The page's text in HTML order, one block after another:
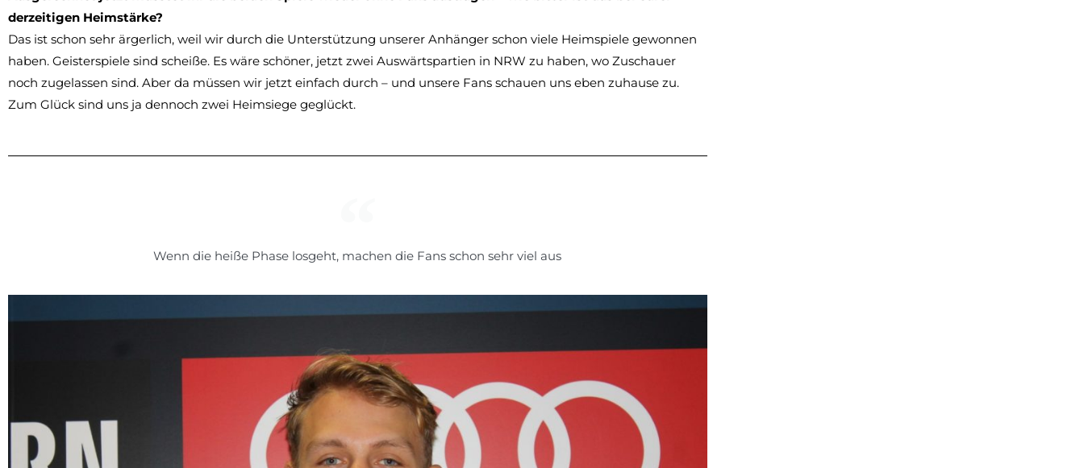
derzeitigen Heimstärke?
Das ist schon sehr ärgerlich, weil wir durch die Unterstützung unserer Anhänger schon viele Heimspiele gewonnen
haben. Geisterspiele sind scheiße. Es wäre schöner, jetzt zwei Auswärtspartien in NRW zu haben, wo Zuschauer
noch zugelassen sind. Aber da müssen wir jetzt einfach durch – und unsere Fans schauen uns eben zuhause zu.
Zum Glück sind uns ja dennoch zwei Heimsiege geglückt.
Wenn die heiße Phase losgeht, machen die Fans schon sehr viel aus